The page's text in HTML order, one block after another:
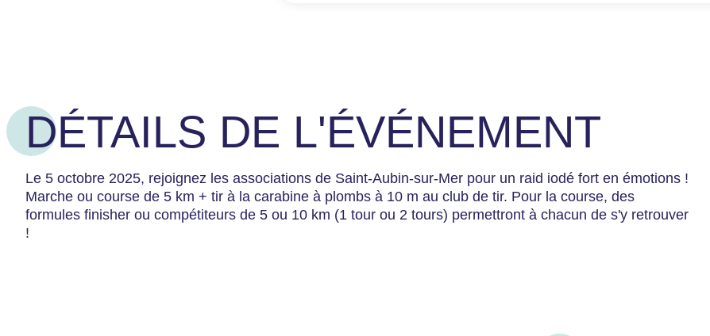
DÉTAILS DE L'ÉVÉNEMENT
Le 5 octobre 2025, rejoignez les associations de Saint-Aubin-sur-Mer pour un raid iodé fort en émotions !
Marche ou course de 5 km + tir à la carabine à plombs à 10 m au club de tir. Pour la course, des
formules finisher ou compétiteurs de 5 ou 10 km (1 tour ou 2 tours) permettront à chacun de s'y retrouver
!